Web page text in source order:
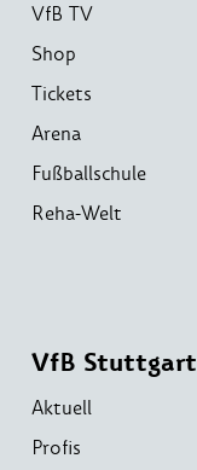
VfB TV
Shop
Tickets
Arena
Fußballschule
Reha-Welt
VfB Stuttgart
Aktuell
Profis